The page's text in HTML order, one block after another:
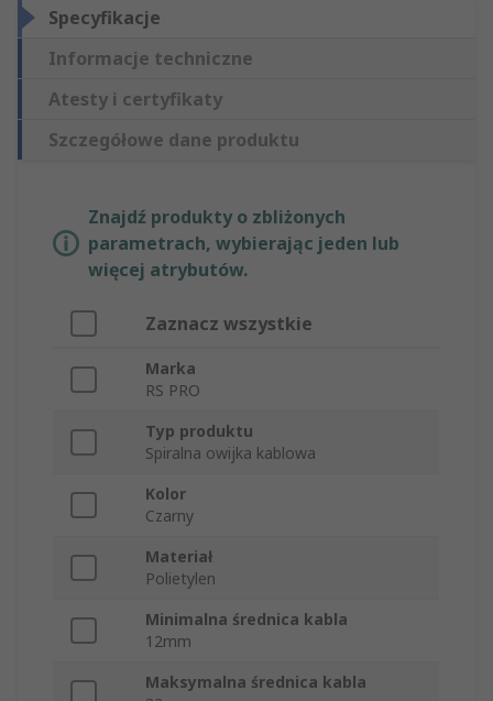
Specyfikacje
Informacje techniczne
Atesty i certyfikaty
Szczegółowe dane produktu
Znajdź produkty o zbliżonych
parametrach, wybierając jeden lub
więcej atrybutów.
Zaznacz wszystkie
Marka
RS PRO
Typ produktu
Spiralna owijka kablowa
Kolor
Czarny
Materiał
Polietylen
Minimalna średnica kabla
12mm
Maksymalna średnica kabla